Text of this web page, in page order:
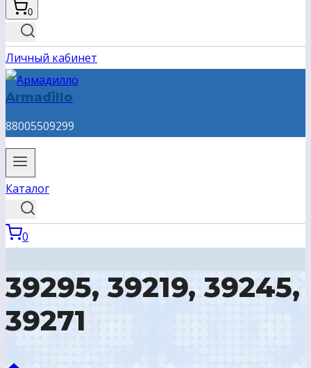
0
Личный кабинет
Armadillo
88005509299
Каталог
0
39295, 39219, 39245,
39271